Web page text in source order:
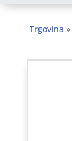
Trgovina »